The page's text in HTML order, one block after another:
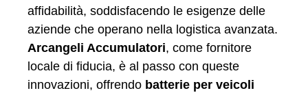
affidabilità, soddisfacendo le esigenze delle
aziende che operano nella logistica avanzata.
Arcangeli Accumulatori, come fornitore
locale di fiducia, è al passo con queste
innovazioni, offrendo batterie per veicoli